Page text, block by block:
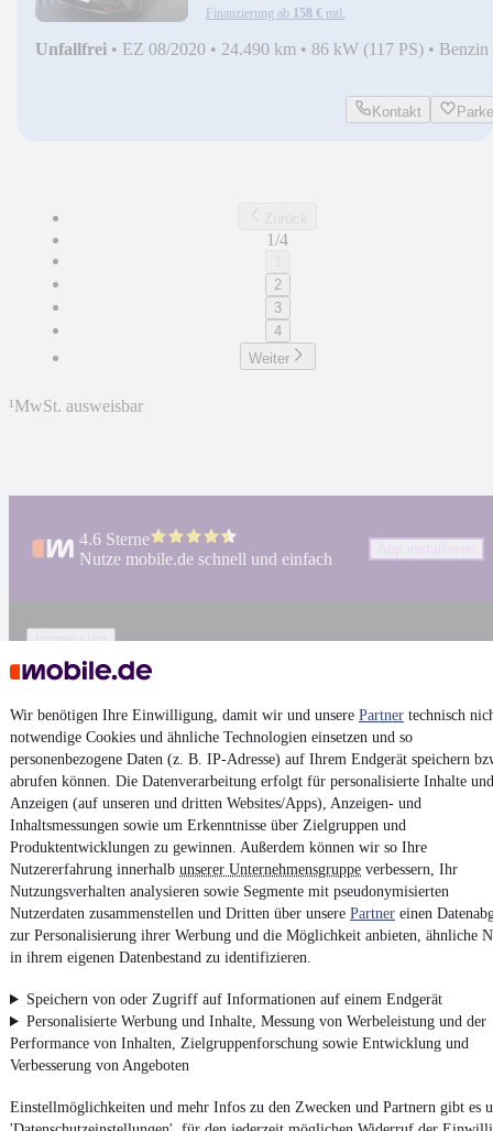
Wir benötigen Ihre Einwilligung, damit wir und unsere Partner technisch
notwendige Cookies und ähnliche Technologien einsetzen und so
personenbezogene Daten (z. B. IP-Adresse) auf Ihrem Endgerät speichern
abrufen können. Die Datenverarbeitung erfolgt für personalisierte Inhalte und
Anzeigen (auf unseren und dritten Websites/Apps), Anzeigen- und
Inhaltsmessungen sowie um Erkenntnisse über Zielgruppen und
Produktentwicklungen zu gewinnen. Außerdem können wir so Ihre
Nutzererfahrung innerhalb unserer Unternehmensgruppe verbessern, Ihr
Nutzungsverhalten analysieren sowie Segmente mit pseudonymisierten
Nutzerdaten zusammenstellen und Dritten über unsere Partner einen
zur Personalisierung ihrer Werbung und die Möglichkeit anbieten, ähnliche
in ihrem eigenen Datenbestand zu identifizieren.
Speichern von oder Zugriff auf Informationen auf einem Endgerät
Personalisierte Werbung und Inhalte, Messung von Werbeleistung und der
Performance von Inhalten, Zielgruppenforschung sowie Entwicklung und
Verbesserung von Angeboten
Einstellmöglichkeiten und mehr Infos zu den Zwecken und Partnern gibt es
Finanzierung ab 158 € mtl.
Unfallfrei • EZ 08/2020 • 24.490 km • 86 kW (117 PS) • Benzin
Kontakt
1/4
2
3
4
Weiter
¹MwSt. ausweisbar
4.6 Sterne
Nutze mobile.de schnell und einfach
Impressum
AGB
Datenschutz
Datenschutzeinstellungen
Erklärung zur Barrierefreiheit
Report Security Vulnerability (English)
Powered by
Noch mehrneue Autosunterschiedlicher Marken, auch als